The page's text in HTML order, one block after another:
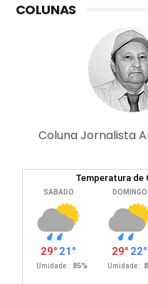
COLUNAS
Coluna Jornalista